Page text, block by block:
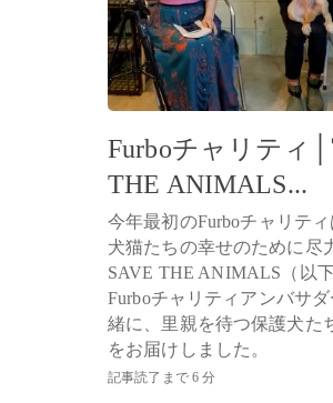
Furboチャリティ
THE ANIMALS...
今年最初のFurboチャリテ
犬猫たちの幸せのために尽
SAVE THE ANIMALS（以
Furboチャリティアンバサ
緒に、里親を待つ保護犬た
をお届けしました。
記事読了まで 6 分